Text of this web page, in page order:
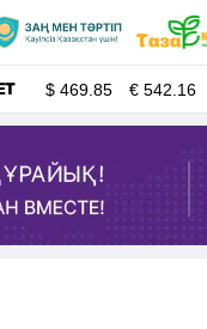
$469.85 €542.16